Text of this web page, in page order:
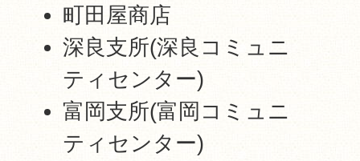
町田屋商店
深良支所(深良コミュニ
ティセンター)
富岡支所(富岡コミュニ
ティセンター)